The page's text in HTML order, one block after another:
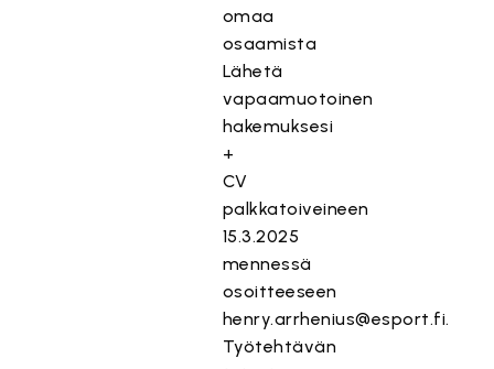
omaa
osaamista
Lähetä
vapaamuotoinen
hakemuksesi
+
CV
palkkatoiveineen
15.3.2025
mennessä
osoitteeseen
henry.arrhenius@esport.fi.
Työtehtävän